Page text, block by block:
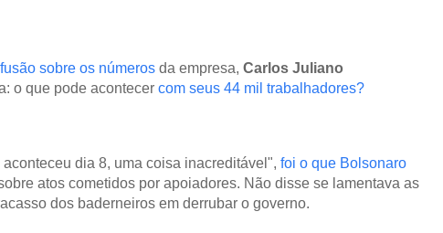
sobre os números da empresa, Carlos Juliano
o que pode acontecer com seus 44 mil trabalhadores?
dia 8, uma coisa inacreditável", foi o que Bolsonaro
atos cometidos por apoiadores. Não disse se lamentava as
dos baderneiros em derrubar o governo.